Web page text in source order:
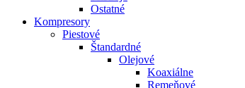
Ostatné
Kompresory
Piestové
Štandardné
Olejové
Koaxiálne
Remeňové